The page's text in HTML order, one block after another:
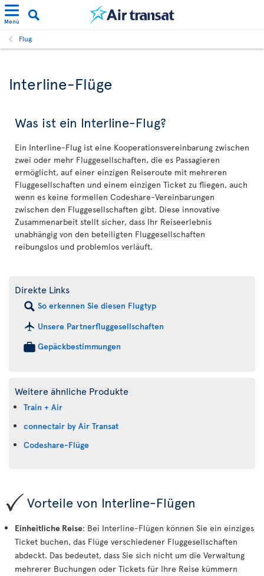
Menü
Flug
Interline-Flüge
Was ist ein Interline-Flug?
Ein Interline-Flug ist eine Kooperationsvereinbarung zwischen
zwei oder mehr Fluggesellschaften, die es Passagieren
ermöglicht, auf einer einzigen Reiseroute mit mehreren
Fluggesellschaften und einem einzigen Ticket zu fliegen, auch
wenn es keine formellen Codeshare-Vereinbarungen
zwischen den Fluggesellschaften gibt. Diese innovative
Zusammenarbeit stellt sicher, dass Ihr Reiseerlebnis
unabhängig von den beteiligten Fluggesellschaften
reibungslos und problemlos verläuft.
Direkte Links
So erkennen Sie diesen Flugtyp
Unsere Partnerfluggesellschaften
Gepäckbestimmungen
Weitere ähnliche Produkte
Train + Air
connectair by Air Transat
Codeshare-Flüge
Vorteile von Interline-Flügen
Einheitliche Reise: Bei Interline-Flügen können Sie ein einziges
Ticket buchen, das Flüge verschiedener Fluggesellschaften
abdeckt. Das bedeutet, dass Sie sich nicht um die Verwaltung
mehrerer Buchungen oder Tickets für Ihre Reise kümmern